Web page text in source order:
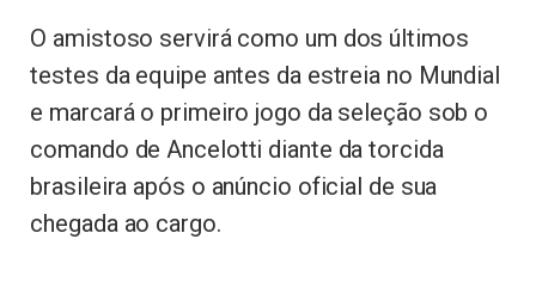
O amistoso servirá como um dos últimos
testes da equipe antes da estreia no Mundial
e marcará o primeiro jogo da seleção sob o
comando de Ancelotti diante da torcida
brasileira após o anúncio oficial de sua
chegada ao cargo.